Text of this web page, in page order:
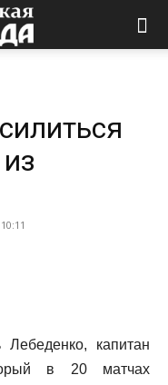
Лебеденко, капитан
в 20 матчах